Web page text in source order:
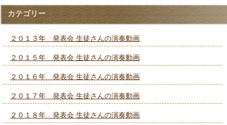
カテゴリー
２０１３年 発表会 生徒さんの演奏動画
２０１５年 発表会 生徒さんの演奏動画
２０１６年 発表会 生徒さんの演奏動画
２０１７年 発表会 生徒さんの演奏動画
２０１８年 発表会 生徒さんの演奏動画